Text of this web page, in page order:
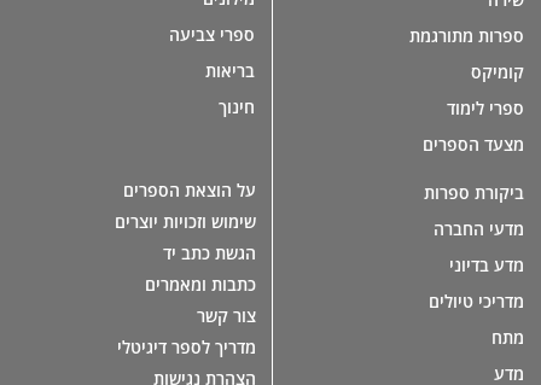
ספרות מתורגמת
קומיקס
ספרי לימוד
מצעד הספרים
ביקורת ספרות
מדעי החברה
מדע בדיוני
מדריכי טיולים
מתח
מדע
ספרי צביעה
בריאות
חינוך
על הוצאת הספרים
שימוש וזכויות יוצרים
הגשת כתב יד
כתבות ומאמרים
צור קשר
מדריך לספר דיגיטלי
הצהרת נגישות